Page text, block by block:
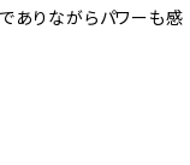
ありながらパワーも感